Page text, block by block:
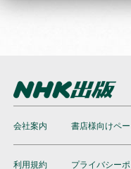
会社案内 書店様向けペ
利用規約 プライバシー